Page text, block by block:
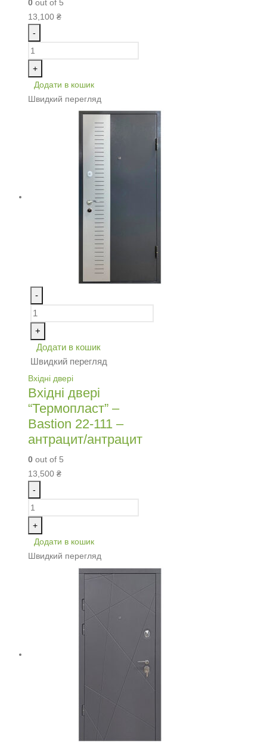
0 out of 5
13,100 ₴
-
+
Додати в кошик
Швидкий перегляд
-
+
Додати в кошик
Швидкий перегляд
Вхідні двері
Вхідні двері
“Термопласт” –
Bastion 22-111 –
антрацит/антрацит
0 out of 5
13,500 ₴
-
+
Додати в кошик
Швидкий перегляд